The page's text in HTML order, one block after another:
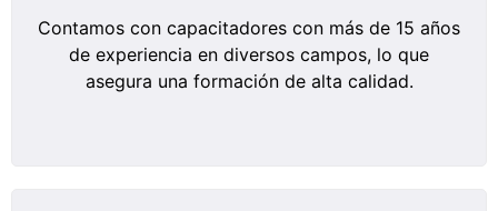
Contamos con capacitadores con más de 15 años
de experiencia en diversos campos, lo que
asegura una formación de alta calidad.